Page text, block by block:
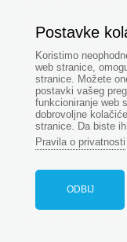
Vrtlozi
OPREMA ZA
ROBOTSKI KOSILICE
ZIMOVANJE
GALERIJA
TEHNOLOGIJA
POPUST -%
RASPRODAJA
PRORAČUNI ZA
SAVJETOVALIŠTE
AERACIJA ZA
Postavke
Koristimo
web stranice,
stranice. Možete
postavki vašeg
funkcioniranje web
dobrovoljne
stranice. Da biste
Pravila o privatnosti
ODBIJ